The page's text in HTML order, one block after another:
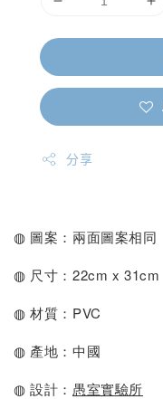
分享
◍ 圖案：兩面圖案相同
◍ 尺寸：22cm x 31cm
◍ 材質：PVC
◍ 產地：中國
◍ 設計： 愚室實驗所